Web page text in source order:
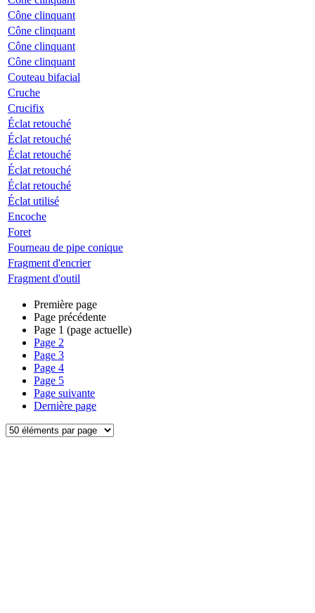
Cône clinquant
Cône clinquant
Cône clinquant
Cône clinquant
Couteau bifacial
Cruche
Crucifix
Éclat retouché
Éclat retouché
Éclat retouché
Éclat retouché
Éclat retouché
Éclat utilisé
Encoche
Foret
Fourneau de pipe conique
Fragment d'encrier
Fragment d'outil
Première page
Page précédente
Page 1 (page actuelle)
Page 2
Page 3
Page 4
Page 5
Page suivante
Dernière page